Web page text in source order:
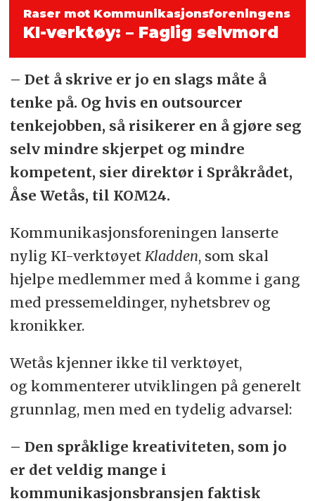
Raser mot Kommunikasjonsforeningens
KI-verktøy: – Faglig selvmord
– Det å skrive er jo en slags måte å
tenke på. Og hvis en outsourcer
tenkejobben, så risikerer en å gjøre seg
selv mindre skjerpet og mindre
kompetent, sier direktør i Språkrådet,
Åse Wetås, til KOM24.
Kommunikasjonsforeningen lanserte
nylig KI-verktøyet Kladden, som skal
hjelpe medlemmer med å komme i gang
med pressemeldinger, nyhetsbrev og
kronikker.
Wetås kjenner ikke til verktøyet,
og kommenterer utviklingen på generelt
grunnlag, men med en tydelig advarsel:
– Den språklige kreativiteten, som jo
er det veldig mange i
kommunikasjonsbransjen faktisk